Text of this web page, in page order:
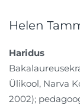
Helen
Haridus
Ülikool, Narva
2002);